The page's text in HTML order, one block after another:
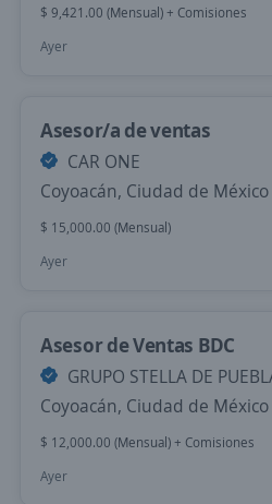
$ 9,421.00 (Mensual) + Comisiones
Ayer
Asesor/a de ventas
CAR ONE
Coyoacán, Ciudad de México
$ 15,000.00 (Mensual)
Ayer
Asesor de Ventas BDC
GRUPO STELLA DE
Coyoacán, Ciudad de México
$ 12,000.00 (Mensual) + Comisiones
Ayer